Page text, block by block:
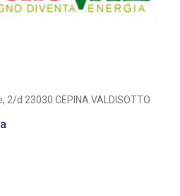
2/d 23030 CEPINA VALDISOTTO